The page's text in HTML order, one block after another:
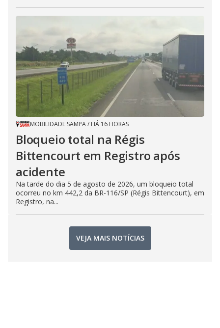
MOBILIDADE SAMPA/ HÁ 16 HORAS
Bloqueio total na Régis
Bittencourt em Registro após
acidente
Na tarde do dia 5 de agosto de 2026, um bloqueio total
ocorreu no km 442,2 da BR-116/SP (Régis Bittencourt), em
Registro, na...
VEJA MAIS NOTÍCIAS